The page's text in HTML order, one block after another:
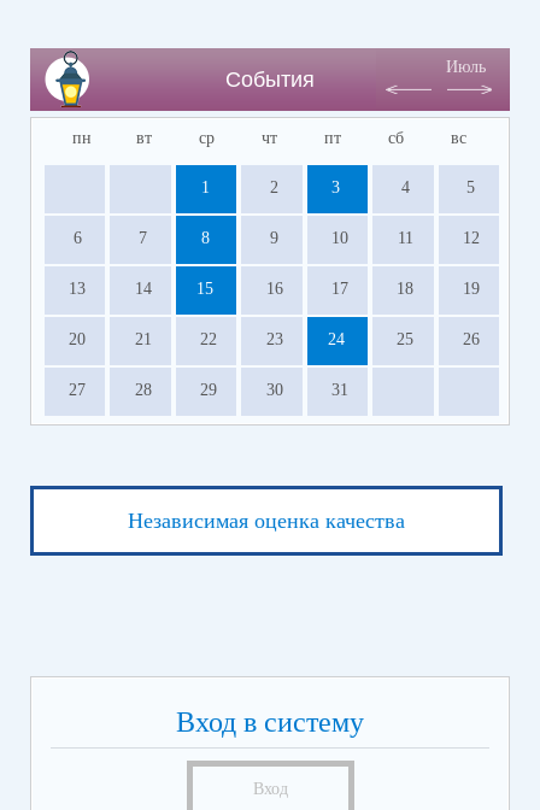
События
Июль
пн вт ср чт пт сб вс
1 2 3 4 5
6 7 8 9 10 11 12
13 14 15 16 17 18 19
20 21 22 23 24 25 26
27 28 29 30 31
Независимая оценка качества
Вход в систему
Вход